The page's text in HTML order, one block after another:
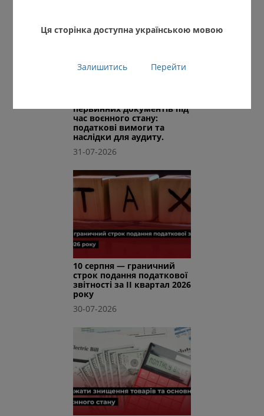
первинних документів під
час воєнного стану:
податкові вимоги та
наслідки для аудиту.
31-07-2026
10 серпня — граничний
строк подання податкової
звітності за II квартал 2026
року
30-07-2026
Ця сторінка доступна українською мовою
Залишитись Перейти